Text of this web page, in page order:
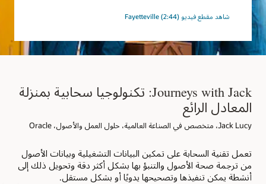
شاهد مقطع فيديو Fayetteville (2:44)
Journeys with Jack: تكنولوجيا سحابية بمنزلة
المعادل الرائع
Jack Lucy، متخصص في الصناعة العالمية، حلول العمل والأصول، Oracle
تعمل تقنية السحابة على تمكين البيانات التشغيلية وبيانات الأصول
من ترجمة صحة الأصول والتنبؤ بها بشكل أكثر دقة وتحويل ذلك إلى
أنشطة يمكن تنفيذها وتصحيحها يدويًا أو بشكل مستقل.